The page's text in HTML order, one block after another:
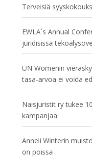
Terveisiä
EWLA´s Annual
juridisissa
UN Womenin
tasa-arvoa ei voida
Naisjuristit ry tukee
kampanjaa
Anneli Winterin
on poissa